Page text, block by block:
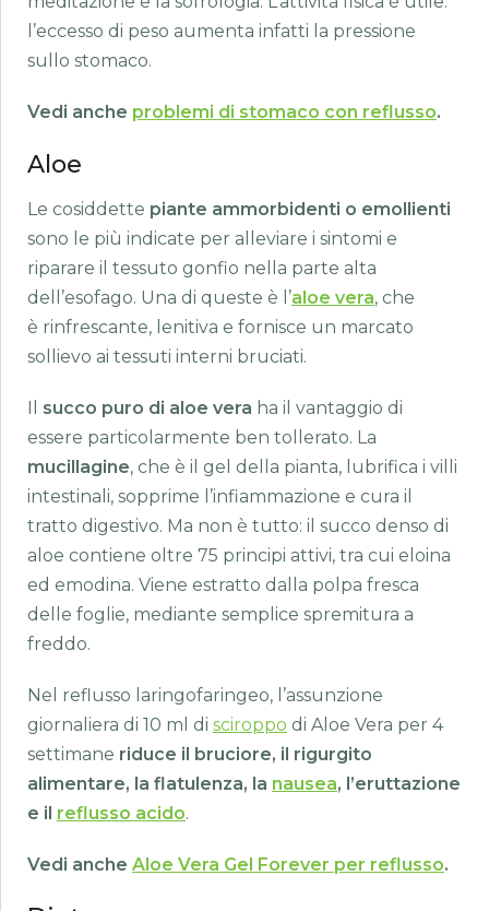
l’eccesso di peso aumenta infatti la pressione
sullo stomaco.
Vedi anche problemi di stomaco con reflusso.
Aloe
Le cosiddette piante ammorbidenti o emollienti
sono le più indicate per alleviare i sintomi e
riparare il tessuto gonfio nella parte alta
dell’esofago. Una di queste è l’aloe vera, che
è rinfrescante, lenitiva e fornisce un marcato
sollievo ai tessuti interni bruciati.
Il succo puro di aloe vera ha il vantaggio di
essere particolarmente ben tollerato. La
mucillagine, che è il gel della pianta, lubrifica i villi
intestinali, sopprime l’infiammazione e cura il
tratto digestivo. Ma non è tutto: il succo denso di
aloe contiene oltre 75 principi attivi, tra cui eloina
ed emodina. Viene estratto dalla polpa fresca
delle foglie, mediante semplice spremitura a
freddo.
Nel reflusso laringofaringeo, l’assunzione
giornaliera di 10 ml di sciroppo di Aloe Vera per 4
settimane riduce il bruciore, il rigurgito
alimentare, la flatulenza, la nausea, l’eruttazione
e il reflusso acido.
Vedi anche Aloe Vera Gel Forever per reflusso.